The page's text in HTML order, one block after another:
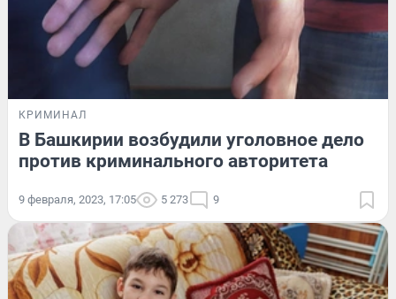
КРИМИНАЛ
В Башкирии возбудили уголовное дело
против криминального авторитета
9 февраля, 2023, 17:05 5 273 9